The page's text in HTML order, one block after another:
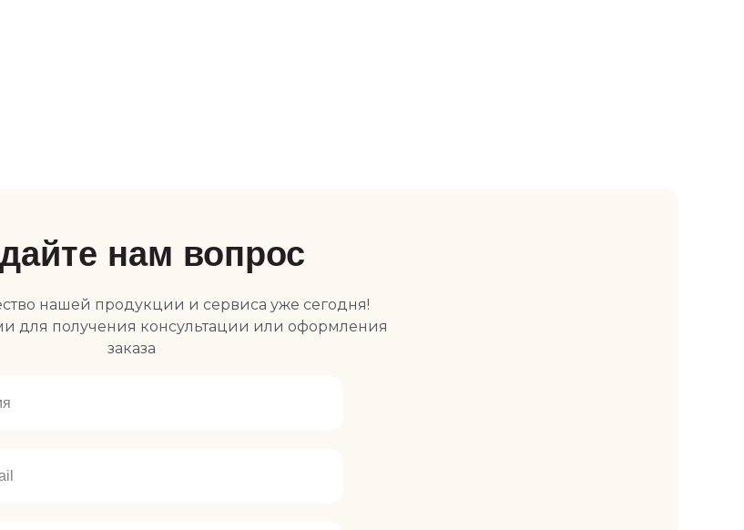
нам вопрос
нашей продукции и сервиса уже сегодня!
для получения консультации или оформления
заказа